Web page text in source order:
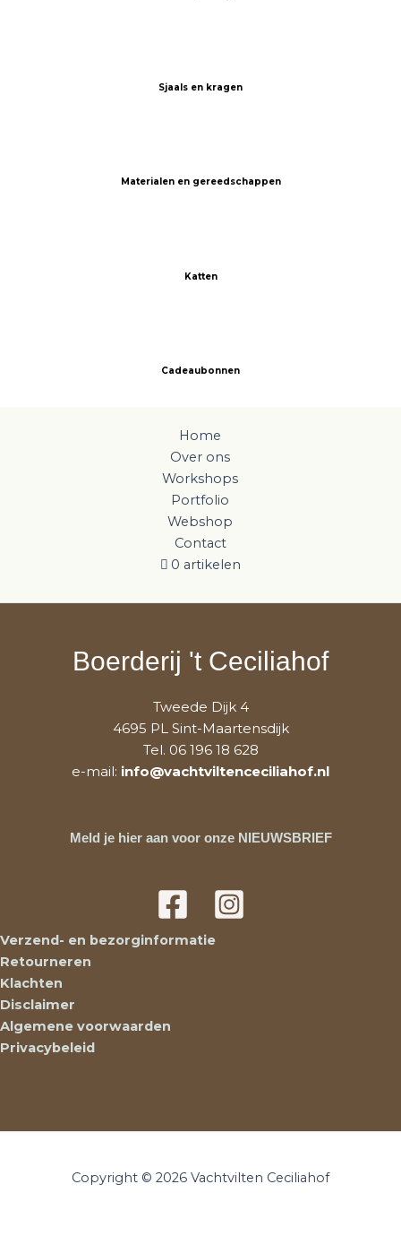
Sjaals en kragen
Materialen en gereedschappen
Katten
Cadeaubonnen
Home
Over ons
Workshops
Portfolio
Webshop
Contact
0 artikelen
Boerderij 't Ceciliahof
Tweede Dijk 4
4695 PL Sint-Maartensdijk
Tel. 06 196 18 628
e-mail: info@vachtviltenceciliahof.nl
Meld je hier aan voor onze NIEUWSBRIEF
Verzend- en bezorginformatie
Retourneren
Klachten
Disclaimer
Algemene voorwaarden
Privacybeleid
Copyright © 2026 Vachtvilten Ceciliahof